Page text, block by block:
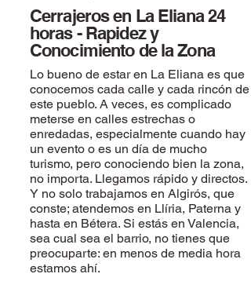
Cerrajeros en La Eliana 24
horas - Rapidez y
Conocimiento de la Zona
Lo bueno de estar en La Eliana es que
conocemos cada calle y cada rincón de
este pueblo. A veces, es complicado
meterse en calles estrechas o
enredadas, especialmente cuando hay
un evento o es un día de mucho
turismo, pero conociendo bien la zona,
no importa. Llegamos rápido y directos.
Y no solo trabajamos en Algirós, que
conste; atendemos en Llíria, Paterna y
hasta en Bétera. Si estás en Valencia,
sea cual sea el barrio, no tienes que
preocuparte: en menos de media hora
estamos ahí.